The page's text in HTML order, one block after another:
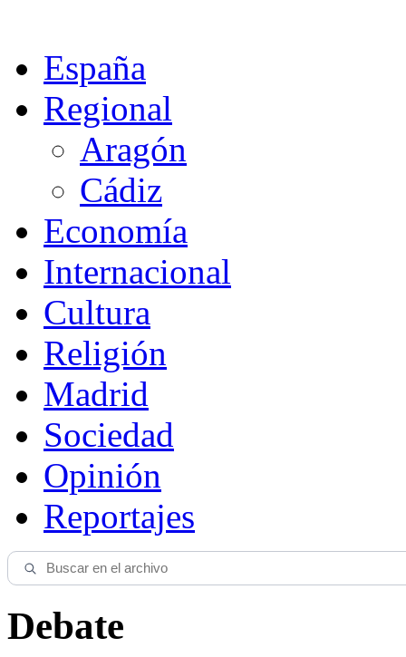
España
Regional
Aragón
Cádiz
Economía
Internacional
Cultura
Religión
Madrid
Sociedad
Opinión
Reportajes
Debate